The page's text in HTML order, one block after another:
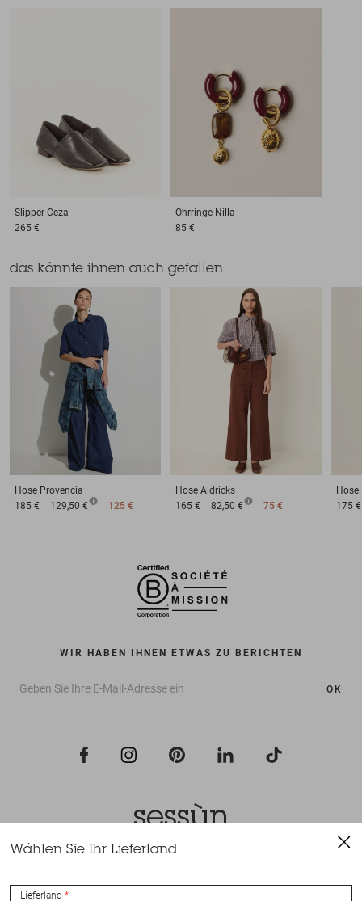
Slipper Ceza
265 €
Ohrringe Nilla
85 €
das könnte ihnen auch gefallen
Hose Provencia
185 €
129,50 € 125 €
Hose Aldricks
165 €
82,50 € 75 €
Hose
175 €
WIR HABEN IHNEN ETWAS ZU BERICHTEN
OK
Wählen Sie Ihr Lieferland
Lieferland